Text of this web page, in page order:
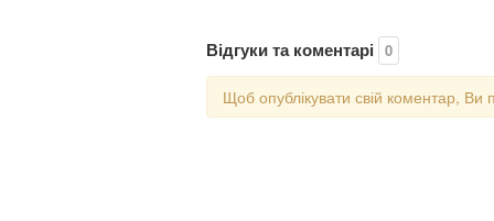
Відгуки та коментарі 0
Щоб опублікувати свій коментар, Ви